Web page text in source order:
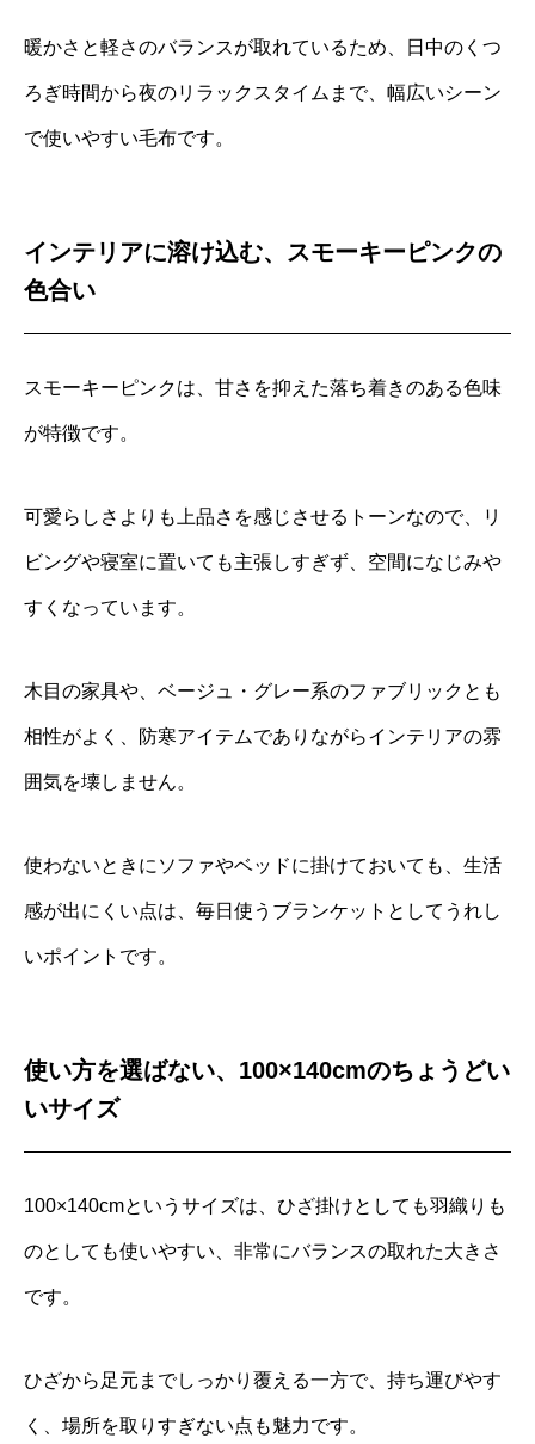
暖かさと軽さのバランスが取れているため、日中のくつ
ろぎ時間から夜のリラックスタイムまで、幅広いシーン
で使いやすい毛布です。
インテリアに溶け込む、スモーキーピンクの
色合い
スモーキーピンクは、甘さを抑えた落ち着きのある色味
が特徴です。
可愛らしさよりも上品さを感じさせるトーンなので、リ
ビングや寝室に置いても主張しすぎず、空間になじみや
すくなっています。
木目の家具や、ベージュ・グレー系のファブリックとも
相性がよく、防寒アイテムでありながらインテリアの雰
囲気を壊しません。
使わないときにソファやベッドに掛けておいても、生活
感が出にくい点は、毎日使うブランケットとしてうれし
いポイントです。
使い方を選ばない、100×140cmのちょうどい
いサイズ
100×140cmというサイズは、ひざ掛けとしても羽織りも
のとしても使いやすい、非常にバランスの取れた大きさ
です。
ひざから足元までしっかり覆える一方で、持ち運びやす
く、場所を取りすぎない点も魅力です。